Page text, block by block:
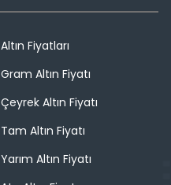
Altın Fiyatları
Gram Altın Fiyatı
Çeyrek Altın Fiyatı
Tam Altın Fiyatı
Yarım Altın Fiyatı